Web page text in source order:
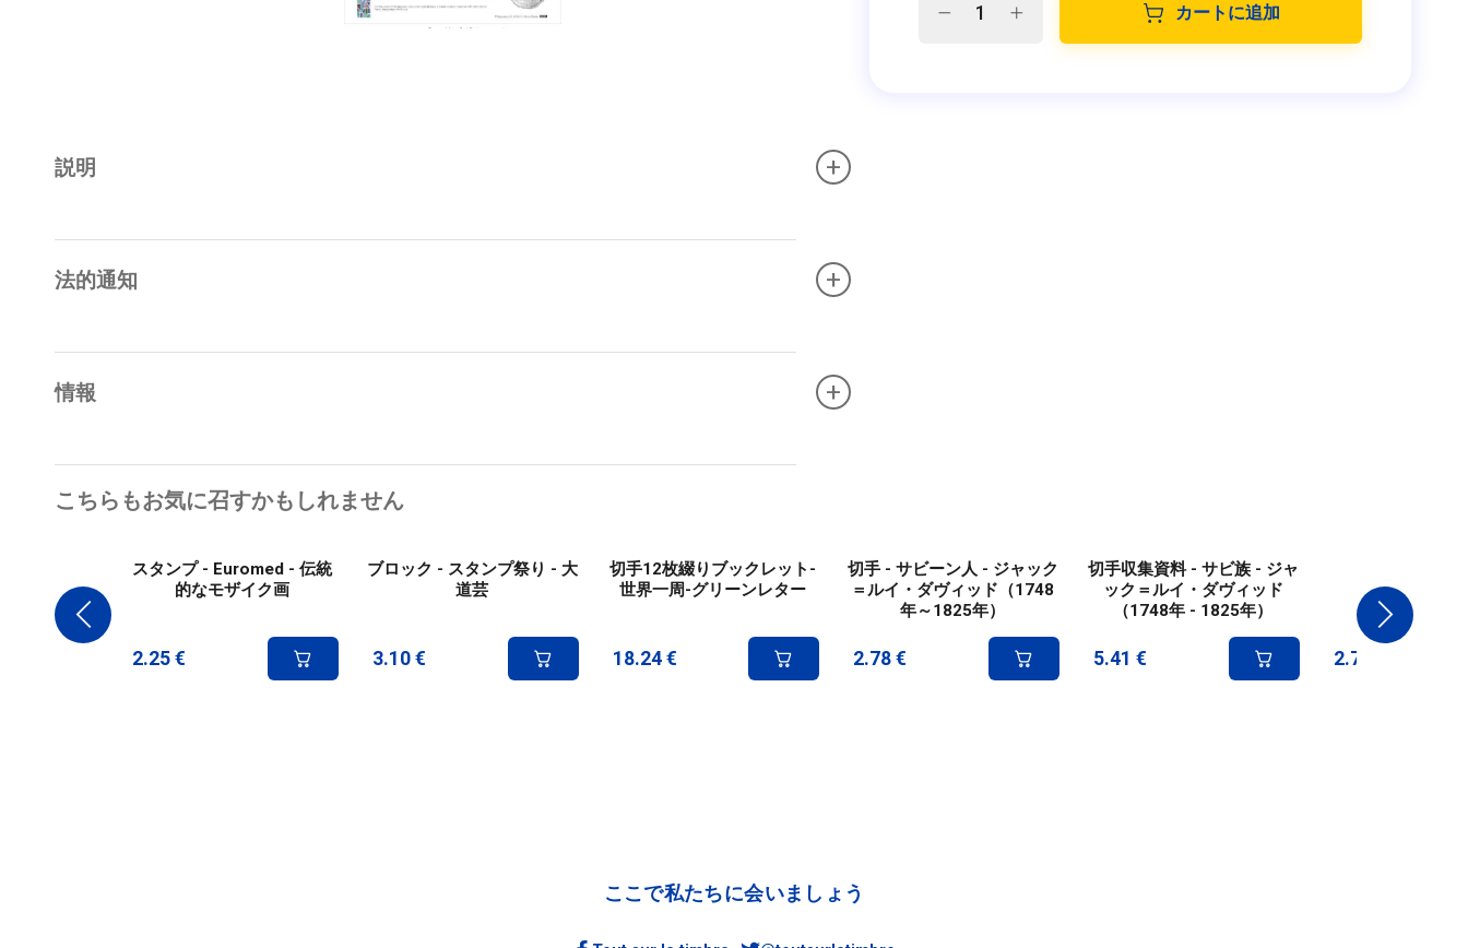
カートに追加
説明 +
法的通知 +
情報 +
こちらもお気に召すかもしれません
スタンプ - Euromed - 伝統
的なモザイク画
2.25 €
ブロック - スタンプ祭り - 大
道芸
3.10 €
切手12枚綴りブックレット-
世界一周-グリーンレター
18.24 €
切手 - サビーン人 - ジャック
＝ルイ・ダヴィッド（1748
年～1825年）
2.78 €
切手収集資料 - サビ族 - ジャ
ック＝ルイ・ダヴィッド
（1748年 - 1825年）
5.41 € 2.78
ここで私たちに会いましょう